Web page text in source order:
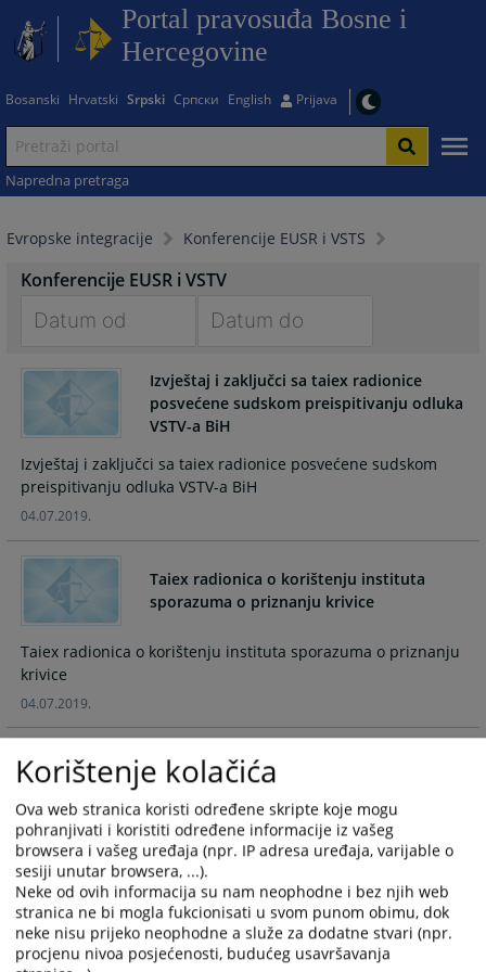
Portal pravosuđa Bosne i
Hercegovine
Bosanski Hrvatski Srpski Српски English Prijava
Napredna pretraga
Evropske integracije Konferencije EUSR i VSTS
Konferencije EUSR i VSTV
forward
interact
the
calendar
and
select
date.
Press
the
question
key
to
get
the
keyboard
shortcuts
for
changing
dates.
forward
to
interact
the
calendar
select
a
date.
the
question
to
get
the
keyboard
shortcuts
for
changing
dates.
Izvještaj i zaključci sa taiex radionice
posvećene sudskom preispitivanju odluka
VSTV-a BiH
Izvještaj i zaključci sa taiex radionice posvećene sudskom
preispitivanju odluka VSTV-a BiH
04.07.2019.
Taiex radionica o korištenju instituta
sporazuma o priznanju krivice
Taiex radionica o korištenju instituta sporazuma o priznanju
krivice
04.07.2019.
Parlamentarna skupština Vijeća Evrope -
Rezolucija 2245 (2018)
Parlamentarna skupština Vijeća Evrope - Rezolucija 2245
(2018)
04.07.2019.
Zaključci konferencije „Pravosuđe –
trenutno stanje i perspektiva“ održane 5. i
Korištenje kolačića
Ova web stranica koristi određene skripte koje mogu
pohranjivati i koristiti određene informacije iz vašeg
browsera i vašeg uređaja (npr. IP adresa uređaja, varijable o
sesiji unutar browsera, ...).
Neke od ovih informacija su nam neophodne i bez njih web
stranica ne bi mogla fukcionisati u svom punom obimu, dok
neke nisu prijeko neophodne a služe za dodatne stvari (npr.
procjenu nivoa posjećenosti, budućeg usavršavanja